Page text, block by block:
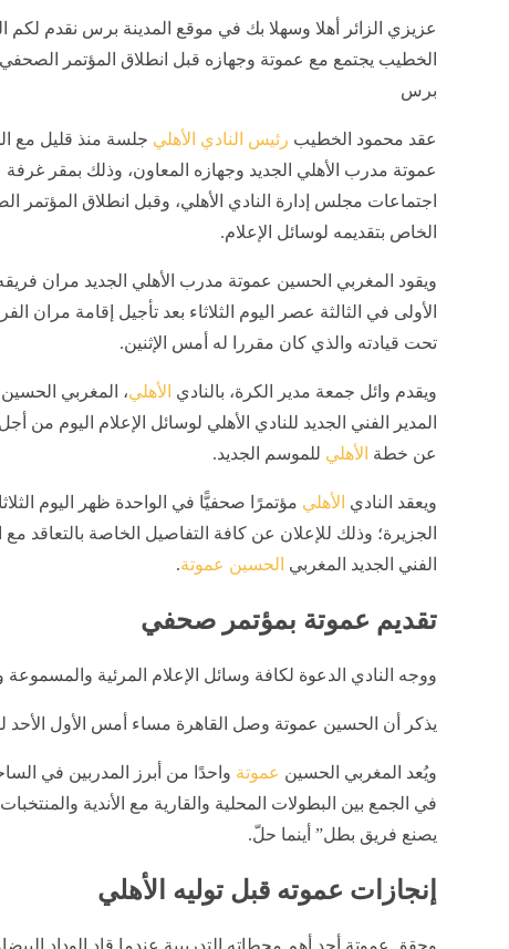
عزيزي الزائر أهلا وسهلا بك في موقع المدينة برس نقدم لكم
الخطيب يجتمع مع عموتة وجهازه قبل انطلاق المؤتمر الصحفي
برس
عقد محمود الخطيب رئيس النادي الأهلي جلسة منذ قليل مع
عموتة مدرب الأهلي الجديد وجهازه المعاون، وذلك بمقر غرفة
اجتماعات مجلس إدارة النادي الأهلي، وقبل انطلاق المؤتمر
الخاص بتقديمه لوسائل الإعلام.
ويقود المغربي الحسين عموتة مدرب الأهلي الجديد مران
الأولى في الثالثة عصر اليوم الثلاثاء بعد تأجيل إقامة مران
تحت قيادته والذي كان مقررا له أمس الإثنين.
ويقدم وائل جمعة مدير الكرة، بالنادي الأهلي، المغربي
المدير الفني الجديد للنادي الأهلي لوسائل الإعلام اليوم من
عن خطة الأهلي للموسم الجديد.
ويعقد النادي الأهلي مؤتمرًا صحفيًّا في الواحدة ظهر اليوم
الجزيرة؛ وذلك للإعلان عن كافة التفاصيل الخاصة بالتعاقد مع
الفني الجديد المغربي الحسين عموتة.
تقديم عموتة بمؤتمر صحفي
ووجه النادي الدعوة لكافة وسائل الإعلام المرئية
يذكر أن الحسين عموتة وصل القاهرة مساء أمس الأول الأحد
ويُعد المغربي الحسين عموتة واحدًا من أبرز المدربين في
في الجمع بين البطولات المحلية والقارية مع الأندية
يصنع فريق بطل” أينما حلّ.
إنجازات عموته قبل توليه الأهلي
وحقق عموتة أحد أهم محطاته التدريبية عندما قاد الوداد